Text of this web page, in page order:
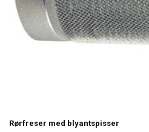
Rørfreser med blyantspisser